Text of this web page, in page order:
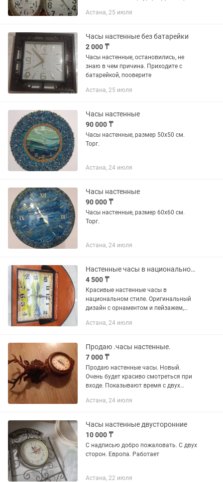
металл/стекло Стоимость 27620 Цена
Астана, 25 июля
Часы настенные без батарейки
2 000 ₸
Часы настенные, остановились, не
знаю в чем причина. Приходите с
батарейкой, пооверите
Астана, 25 июля
Часы настенные
90 000 ₸
Часы настенные, размер 50х50 см.
Торг.
Астана, 24 июля
Часы настенные
90 000 ₸
Часы настенные, размер 60х60 см.
Торг.
Астана, 24 июля
Настенные часы в национальном стиле (новые)
4 500 ₸
Красивые настенные часы в
национальном стиле. Оригинальный
дизайн с орнаментом и пейзажем,
в подарок. Часы крупные, хорошо
Астана, 24 июля
Продаю .часы настенные.
7 000 ₸
Продаю настенные часы. Новый.
Очень будет красиво смотреться при
входе. Показывают время с двух
градусов.На батарейках. Возможен
Астана, 24 июля
Часы настенные двусторонние
10 000 ₸
С надписью добро пожаловать. С двух
сторон. Европа. Работает
Астана, 22 июля